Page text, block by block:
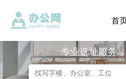
首
专业选址服务